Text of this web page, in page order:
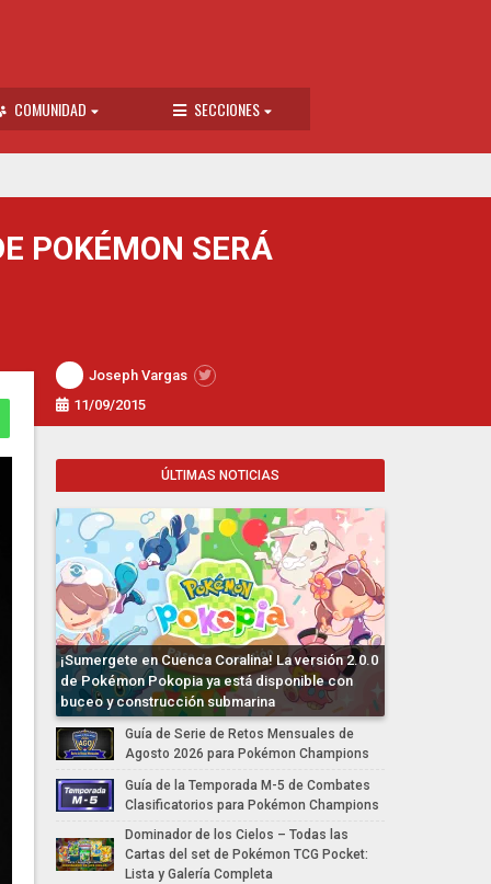
COMUNIDAD SECCIONES
POKÉMON SERÁ
Joseph Vargas
11/09/2015
ÚLTIMAS NOTICIAS
¡Sumergete en Cuenca Coralina! La versión 2.0.0
de Pokémon Pokopia ya está disponible con
buceo y construcción submarina
Guía de Serie de Retos Mensuales de
Agosto 2026 para Pokémon Champions
Guía de la Temporada M-5 de Combates
Clasificatorios para Pokémon Champions
Dominador de los Cielos – Todas las
Cartas del set de Pokémon TCG Pocket:
Lista y Galería Completa